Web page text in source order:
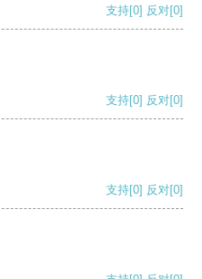
支持[0] 反对[0]
支持[0] 反对[0]
支持[0] 反对[0]